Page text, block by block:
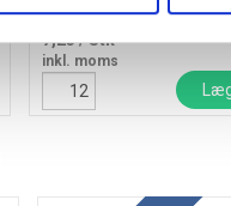
8,50 kr.
7,23/ Stk
inkl. moms